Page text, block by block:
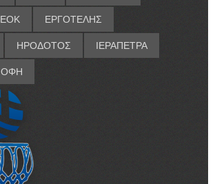
ΕΟΚ ΕΡΓΟΤΕΛΗΣ
ΗΡΟΔΟΤΟΣ ΙΕΡΑΠΕΤΡΑ
ΟΦΗ